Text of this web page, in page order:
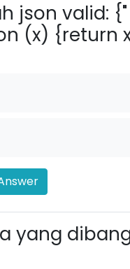
json valid: {"
(x) {return
yang